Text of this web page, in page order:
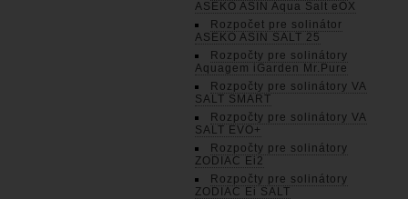
ASEKO ASIN Aqua Salt eOX
Rozpočet pre solinátor
ASEKO ASIN SALT 25
Rozpočty pre solinátory
Aquagem iGarden Mr.Pure
Rozpočty pre solinátory VA
SALT SMART
Rozpočty pre solinátory VA
SALT EVO+
Rozpočty pre solinátory
ZODIAC Ei2
Rozpočty pre solinátory
ZODIAC Ei SALT